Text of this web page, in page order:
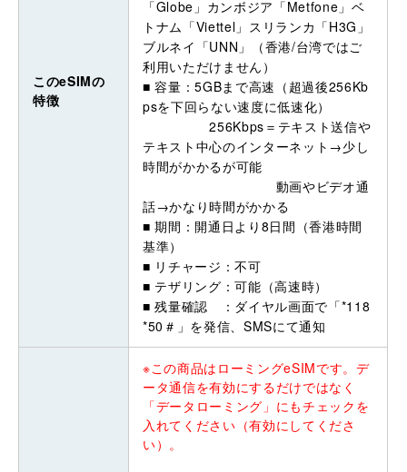
このeSIMの
特徴
「Globe」カンボジア「Metfone」ベ
トナム「Viettel」スリランカ「H3G」
ブルネイ「UNN」（香港/台湾ではご
利用いただけません）
■ 容量：5GBまで高速（超過後256Kb
psを下回らない速度に低速化）
256Kbps＝テキスト送信や
テキスト中心のインターネット→少し
時間がかかるが可能
動画やビデオ通
話→かなり時間がかかる
■ 期間：開通日より8日間（香港時間
基準）
■ リチャージ：不可
■ テザリング：可能（高速時）
■ 残量確認 ：ダイヤル画面で「*118
*50＃」を発信、SMSにて通知
※この商品はローミングeSIMです。デ
ータ通信を有効にするだけではなく
「データローミング」にもチェックを
入れてください（有効にしてくださ
い）。